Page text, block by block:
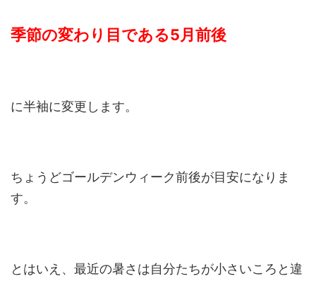
季節の変わり目である5月前後
に半袖に変更します。
ちょうどゴールデンウィーク前後が目安になりま
す。
とはいえ、最近の暑さは自分たちが小さいころと違